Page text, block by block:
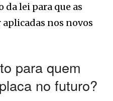
da lei para que as
aplicadas nos novos
para quem
no futuro?